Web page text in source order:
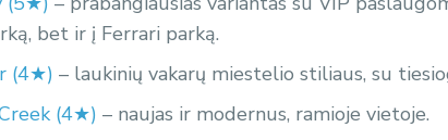
bet ir į Ferrari parką.
(4★) – laukinių vakarų miestelio stiliaus, su
(4★) – naujas ir modernus, ramioje vietoje.